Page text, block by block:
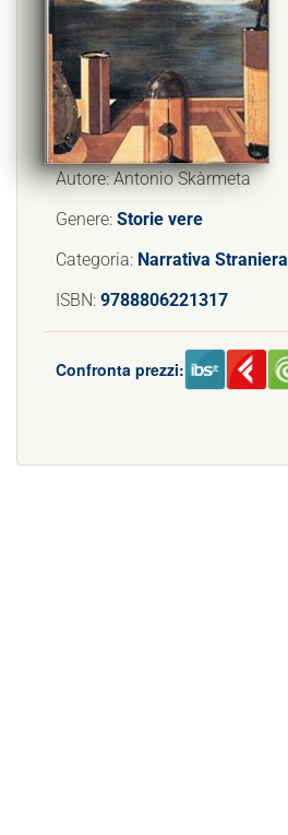
Autore: Antonio Skàrmeta
Genere: Storie vere
Categoria: Narrativa Straniera
ISBN: 9788806221317
Confronta prezzi: